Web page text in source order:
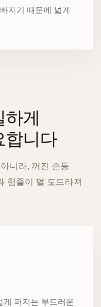
지기 때문에 넓게
하게
합니다
니라, 꺼진 손등
힘줄이 덜 도드라져
게 퍼지는 부드러운